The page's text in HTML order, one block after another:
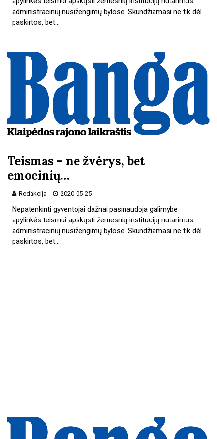
administracinių nusižengimų bylose. Skundžiamasi ne tik dėl
paskirtos, bet…
Teismas – ne žvėrys, bet
emocinių…
Redakcija 2020-05-25
Nepatenkinti gyventojai dažnai pasinaudoja galimybe
apylinkės teismui apskųsti žemesnių institucijų nutarimus
administracinių nusižengimų bylose. Skundžiamasi ne tik dėl
paskirtos, bet…